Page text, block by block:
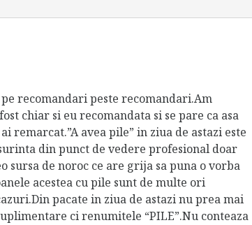
recomandari peste recomandari.Am
chiar si eu recomandata si se pare ca asa
remarcat.”A avea pile” in ziua de astazi este
din punct de vedere profesional doar
de noroc ce are grija sa puna o vorba
acestea cu pile sunt de multe ori
pacate in ziua de astazi nu prea mai
ci renumitele “PILE”.Nu conteaza